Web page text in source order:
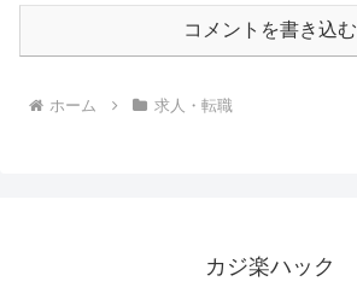
コメントを書き込む
ホーム 求人・転職
カジ楽ハック